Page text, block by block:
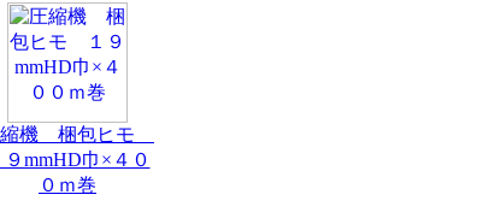
縮機 梱包ヒモ
９mmHD巾×４０
０ｍ巻